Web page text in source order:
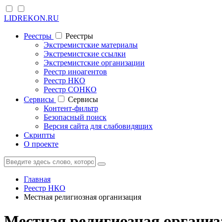
LIDREKON.RU
Реестры
Реестры
Экстремистские материалы
Экстремистские ссылки
Экстремистские организации
Реестр иноагентов
Реестр НКО
Реестр СОНКО
Cервисы
Cервисы
Контент-фильтр
Безопасный поиск
Версия сайта для слабовидящих
Скрипты
О проекте
Главная
Реестр НКО
Местная религиозная организация